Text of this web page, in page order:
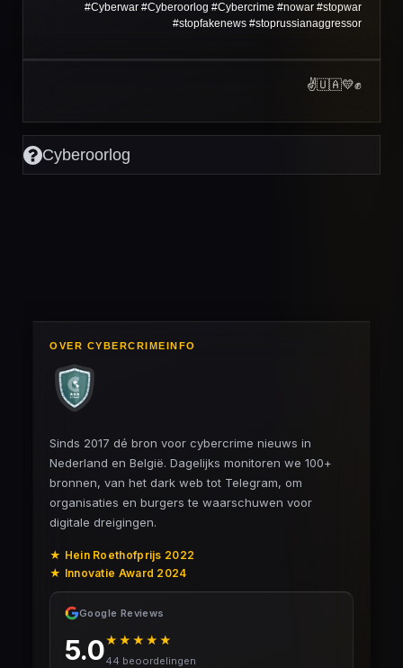
#Cyberwar #Cyberoorlog #Cybercrime #nowar #stopwar
#stopfakenews #stoprussianaggressor
✌️🇺🇦💛✊
Cyberoorlog
OVER CYBERCRIMEINFO
Sinds 2017 dé bron voor cybercrime nieuws in
Nederland en België. Dagelijks monitoren we 100+
bronnen, van het dark web tot Telegram, om
organisaties en burgers te waarschuwen voor
digitale dreigingen.
★ Hein Roethofprijs 2022
★ Innovatie Award 2024
Google Reviews
5.0★★★★★
44 beoordelingen